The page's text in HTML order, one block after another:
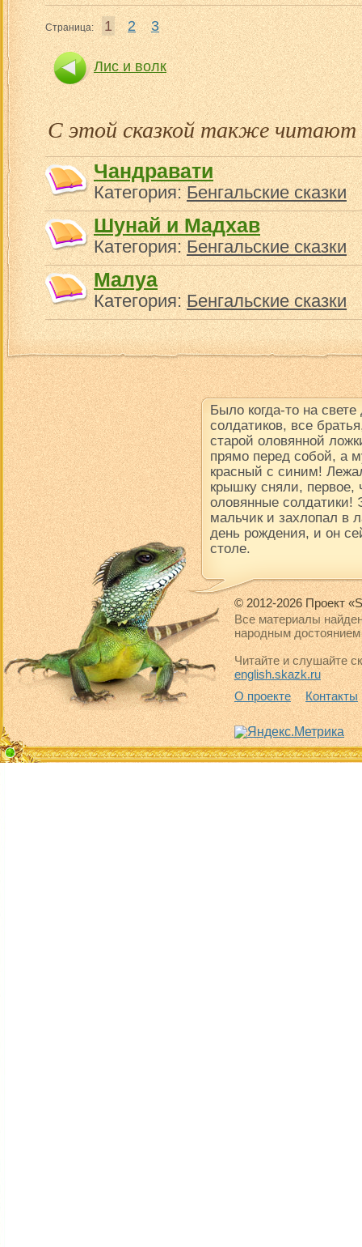
Страница: 1 2 3
Лис и волк
С этой сказкой также читают
Чандравати
Категория:Бенгальские сказки
Шунай и Мадхав
Категория:Бенгальские сказки
Малуа
Категория:Бенгальские сказки
Было когда-то на
солдатиков, все
старой оловянной
прямо перед собой, а
красный с синим!
крышку сняли,
оловянные солдатики!
мальчик и захлопал в
день рождения, и он
столе.
© 2012-2026 Проект
Все материалы
народным достоянием
Читайте и слушайте
english.skazk.ru
О проекте
Контакты